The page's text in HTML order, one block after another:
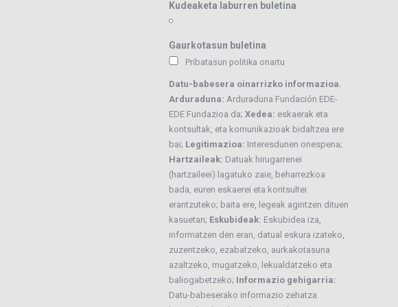
Kudeaketa laburren buletina
Gaurkotasun buletina
Pribatasun politika onartu
Datu-babesera oinarrizko informazioa.
Arduraduna: Arduraduna Fundación EDE-
EDE Fundazioa da; Xedea: eskaerak eta
kontsultak, eta komunikazioak bidaltzea ere
bai; Legitimazioa: Interesdunen onespena;
Hartzaileak: Datuak hirugarrenei
(hartzaileei) lagatuko zaie, beharrezkoa
bada, euren eskaerei eta kontsultei
erantzuteko; baita ere, legeak agintzen dituen
kasuetan; Eskubideak: Eskubidea iza,
informatzen den eran, datual eskura izateko,
zuzentzeko, ezabatzeko, aurkakotasuna
azaltzeko, mugatzeko, lekualdatzeko eta
baliogabetzeko; Informazio gehigarria:
Datu-babeserako informazio zehatza